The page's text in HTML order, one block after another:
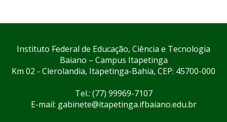
Instituto Federal de Educação, Ciência e Tecnologia
Baiano – Campus Itapetinga
Km 02 - Clerolandia, Itapetinga-Bahia, CEP: 45700-000
Tel.: (77) 99969-7107
E-mail: gabinete@itapetinga.ifbaiano.edu.br